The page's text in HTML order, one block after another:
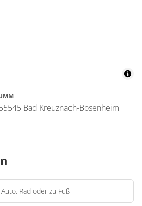
Bad Kreuznach-Bosenheim
Auto, Rad oder zu Fuß